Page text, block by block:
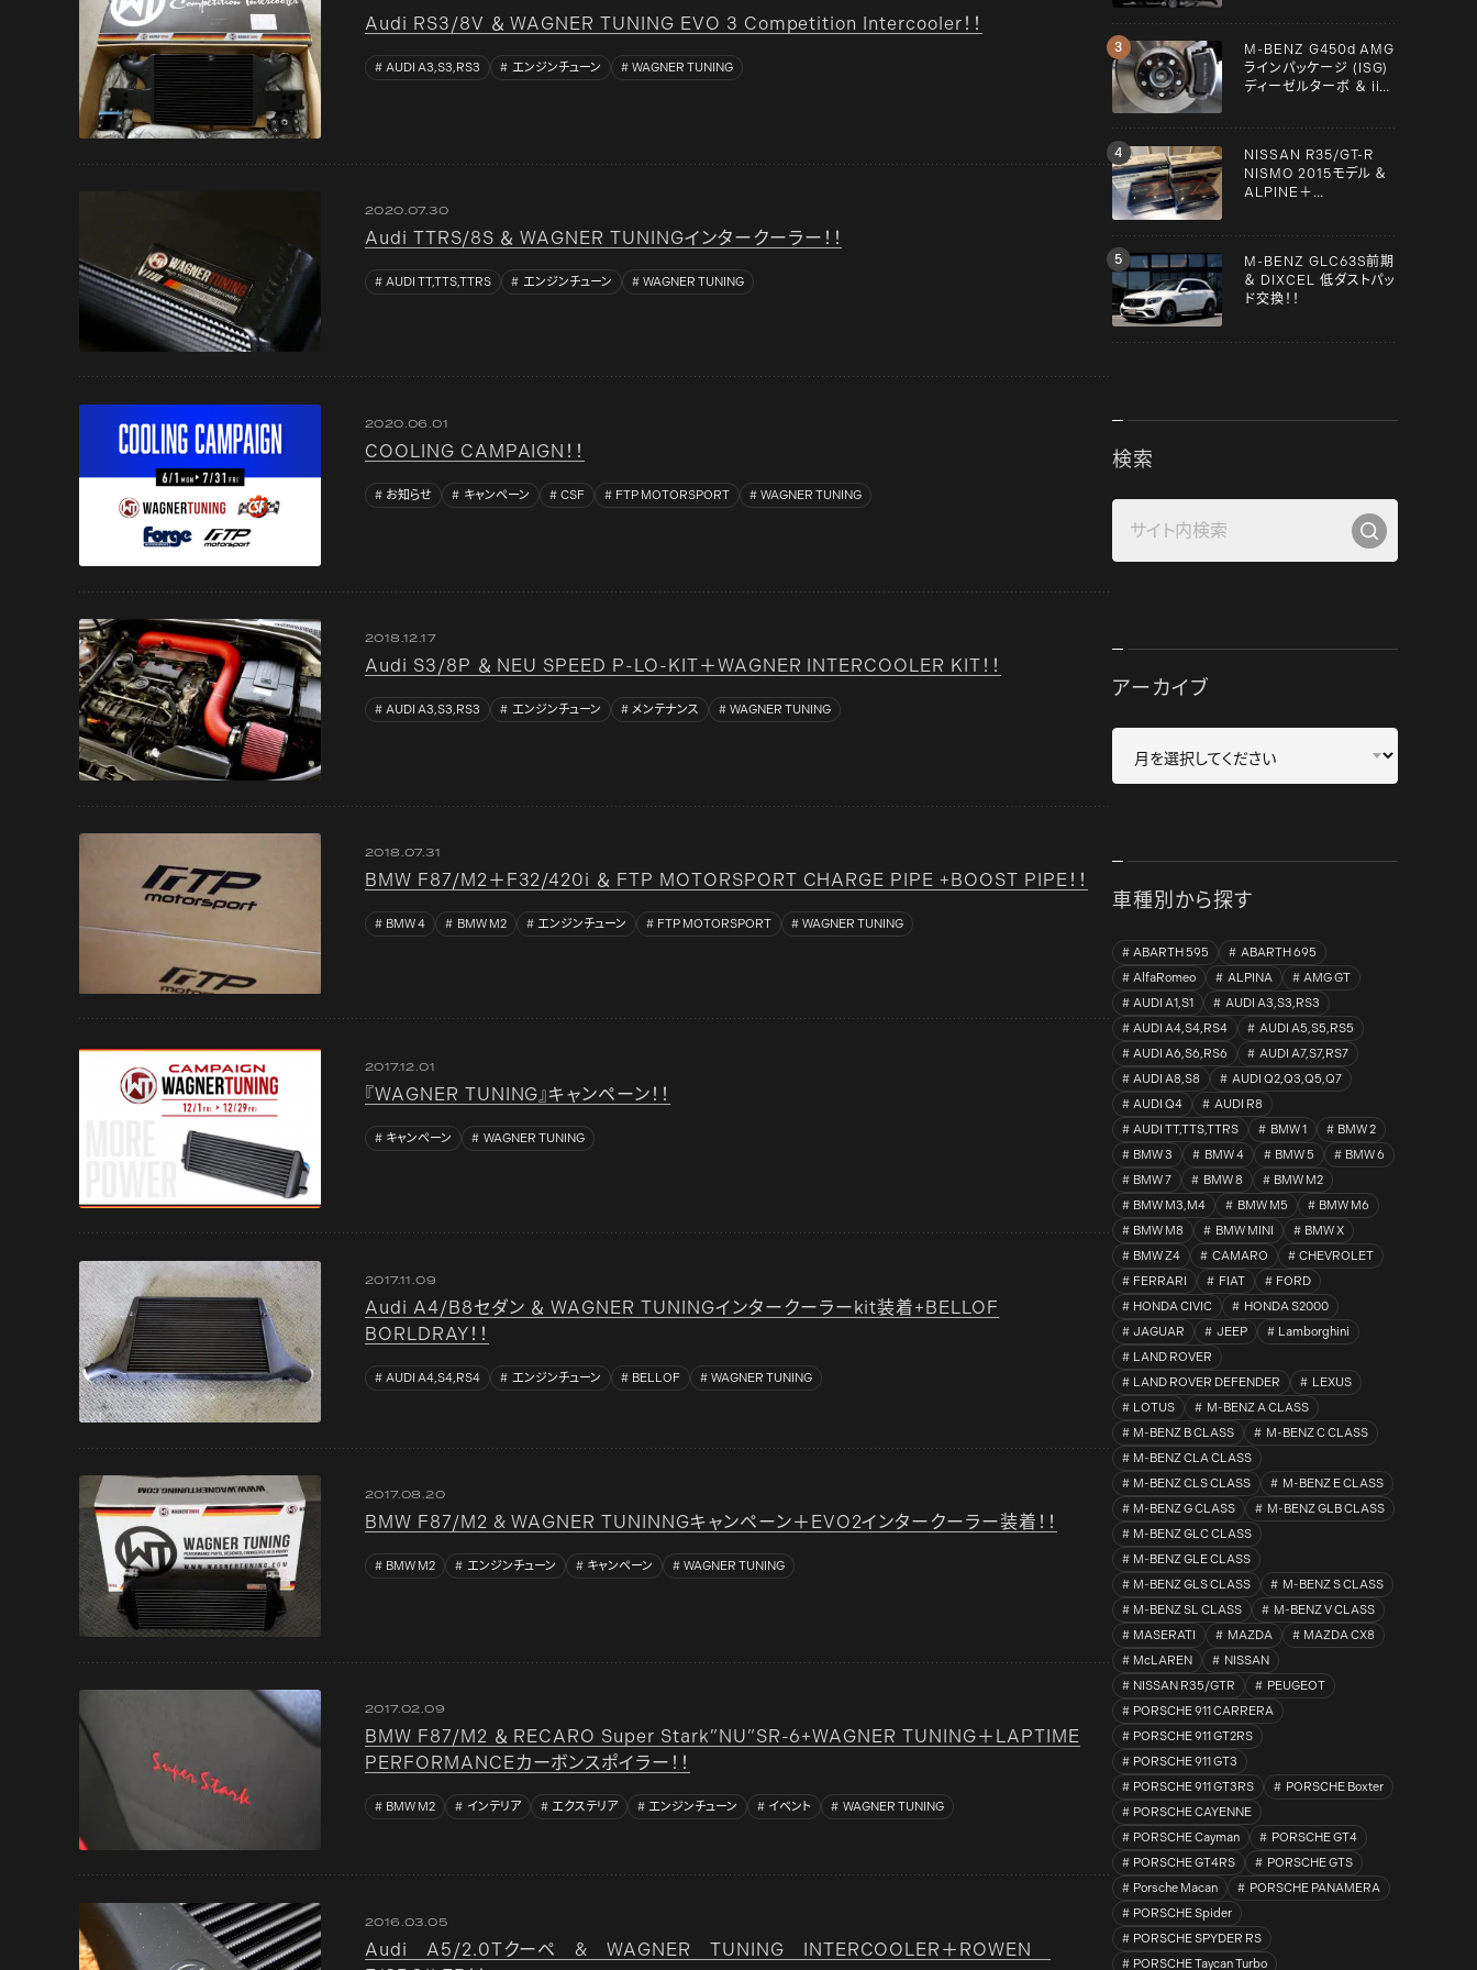
Audi RS3/8V ＆ WAGNER TUNING EVO 3 Competition Intercooler！！
AUDI A3,S3,RS3 エンジンチューン WAGNER TUNING
2020.07.30
Audi TTRS/8S ＆ WAGNER TUNINGインタークーラー！！
AUDI TT,TTS,TTRS エンジンチューン WAGNER TUNING
2020.06.01
COOLING CAMPAIGN！！
お知らせ キャンペーン CSF FTP MOTORSPORT WAGNER TUNING
2018.12.17
Audi S3/8P ＆ NEU SPEED P-LO-KIT＋WAGNER INTERCOOLER KIT！！
AUDI A3,S3,RS3 エンジンチューン メンテナンス WAGNER TUNING
2018.07.31
BMW F87/M2＋F32/420i ＆ FTP MOTORSPORT CHARGE PIPE +BOOST PIPE！！
BMW 4 BMW M2 エンジンチューン FTP MOTORSPORT WAGNER TUNING
2017.12.01
『WAGNER TUNING』キャンペーン！！
キャンペーン WAGNER TUNING
2017.11.09
Audi A4/B8セダン ＆ WAGNER TUNINGインタークーラーkit装着+BELLOF
BORLDRAY！！
AUDI A4,S4,RS4 エンジンチューン BELLOF WAGNER TUNING
2017.08.20
BMW F87/M2 & WAGNER TUNINNGキャンペーン＋EVO2インタークーラー装着！！
BMW M2 エンジンチューン キャンペーン WAGNER TUNING
2017.02.09
BMW F87/M2 ＆ RECARO Super Stark”NU”SR-6+WAGNER TUNING＋LAPTIME
PERFORMANCEカーボンスポイラー！！
BMW M2 インテリア エクステリア エンジンチューン イベント WAGNER TUNING
2016.03.05
Audi A5/2.0Tクーペ & WAGNER TUNING INTERCOOLER＋ROWEN
M-BENZ G450d AMG
ラインパッケージ (ISG)
ディーゼルターボ ＆ iiD
NISSAN R35/GT-R
NISMO 2015モデル ＆
ALPINE＋
M-BENZ GLC63S前期
＆ DIXCEL 低ダストパッ
ド交換！！
検索
アーカイブ
車種別から探す
ABARTH 595
ABARTH 695
AlfaRomeo
ALPINA
AMG GT
AUDI A1,S1
AUDI A3,S3,RS3
AUDI A4,S4,RS4
AUDI A5,S5,RS5
AUDI A6,S6,RS6
AUDI A7,S7,RS7
AUDI A8,S8
AUDI Q2,Q3,Q5,Q7
AUDI Q4
AUDI R8
AUDI TT,TTS,TTRS
BMW 1
BMW 2
BMW 3
BMW 4 BMW 5
BMW 6
BMW 7
BMW 8
BMW M2
BMW M3,M4
BMW M5
BMW M6
BMW M8
BMW MINI
BMW X
BMW Z4
CAMARO
CHEVROLET
FERRARI
FIAT
FORD
HONDA CIVIC
HONDA S2000
JAGUAR
JEEP
Lamborghini
LAND ROVER
LAND ROVER DEFENDER
LEXUS
LOTUS
M-BENZ A CLASS
M-BENZ B CLASS
M-BENZ C CLASS
M-BENZ CLA CLASS
M-BENZ CLS CLASS
M-BENZ E CLASS
M-BENZ G CLASS
M-BENZ GLB CLASS
M-BENZ GLC CLASS
M-BENZ GLE CLASS
M-BENZ GLS CLASS
M-BENZ S CLASS
M-BENZ SL CLASS
M-BENZ V CLASS
MASERATI
MAZDA
MAZDA CX8
McLAREN
NISSAN
NISSAN R35/GTR
PEUGEOT
PORSCHE 911 CARRERA
PORSCHE 911 GT2RS
PORSCHE 911 GT3
PORSCHE 911 GT3RS
PORSCHE Boxter
PORSCHE CAYENNE
PORSCHE Cayman
PORSCHE GT4
PORSCHE GT4RS
PORSCHE GTS
Porsche Macan
PORSCHE PANAMERA
PORSCHE Spider
PORSCHE SPYDER RS
PORSCHE Taycan Turbo